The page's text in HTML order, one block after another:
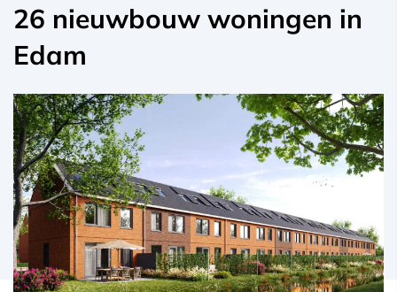
26 nieuwbouw woningen in
Edam